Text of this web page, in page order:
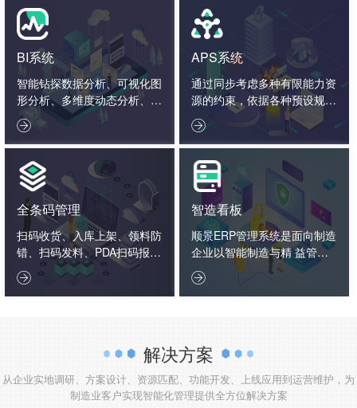
BI系统
智能钻探数据分析、可视化图
形分析、多维度动态分析、数
据报表决策分析、企业大数据
分析。

APS系统
通过同步考虑多种有限能力资
源的约束，依据各种预设规
则，通过系统化的智能化数学
算法，通过反复模拟、试探、
优化、计算，从而给出相对完
善的生产详细计划。

全条码管理
扫码收货、入库上架、领料防
错、扫码发料、PDA扫码报
工、入库标签打印、扫码出
货、扫码追溯生产用料、条码

智造看板
顺景ERP管理系统是面向制造
企业以智能制造与精 益管理
为核心的一体化管理软件，以
制造…

解决方案
从企业实地调研、方案设计、资源匹配、功能开发、上线应用到运营维护，为
制造业客户实现智能化管理提供全方位解决方案